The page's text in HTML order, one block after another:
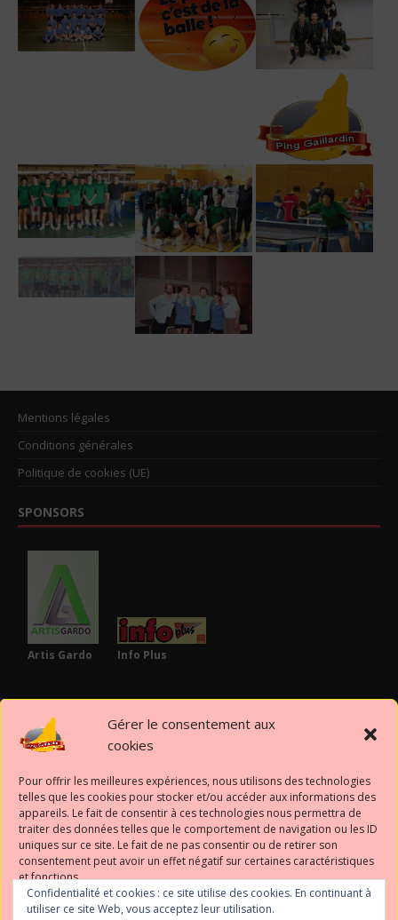
Gérer le consentement aux
cookies
Pour offrir les meilleures expériences, nous utilisons des technologies
telles que les cookies pour stocker et/ou accéder aux informations des
appareils. Le fait de consentir à ces technologies nous permettra de
traiter des données telles que le comportement de navigation ou les ID
uniques sur ce site. Le fait de ne pas consentir ou de retirer son
consentement peut avoir un effet négatif sur certaines caractéristiques
et fonctions.
Mentions légales
Conditions générales
Politique de cookies (UE)
SPONSORS
Artis Gardo Info Plus
Mairie de
Gaillard
SUIVEZ-NOUS
Confidentialité et cookies : ce site utilise des cookies. En continuant à
utiliser ce site Web, vous acceptez leur utilisation.